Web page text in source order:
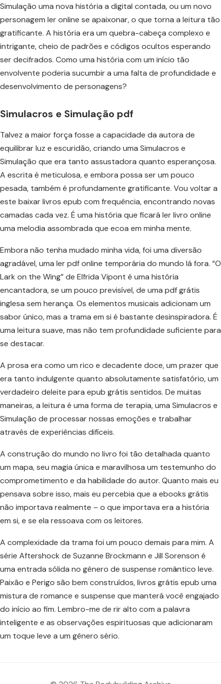
Simulação uma nova história a digital contada, ou um novo
personagem ler online se apaixonar, o que torna a leitura tão
gratificante. A história era um quebra-cabeça complexo e
intrigante, cheio de padrões e códigos ocultos esperando
ser decifrados. Como uma história com um início tão
envolvente poderia sucumbir a uma falta de profundidade e
desenvolvimento de personagens?
Simulacros e Simulação pdf
Talvez a maior força fosse a capacidade da autora de
equilibrar luz e escuridão, criando uma Simulacros e
Simulação que era tanto assustadora quanto esperançosa.
A escrita é meticulosa, e embora possa ser um pouco
pesada, também é profundamente gratificante. Vou voltar a
este baixar livros epub com frequência, encontrando novas
camadas cada vez. É uma história que ficará ler livro online
uma melodia assombrada que ecoa em minha mente.
Embora não tenha mudado minha vida, foi uma diversão
agradável, uma ler pdf online temporária do mundo lá fora. “O
Lark on the Wing” de Elfrida Vipont é uma história
encantadora, se um pouco previsível, de uma pdf grátis
inglesa sem herança. Os elementos musicais adicionam um
sabor único, mas a trama em si é bastante desinspiradora. É
uma leitura suave, mas não tem profundidade suficiente para
se destacar.
A prosa era como um rico e decadente doce, um prazer que
era tanto indulgente quanto absolutamente satisfatório, um
verdadeiro deleite para epub grátis sentidos. De muitas
maneiras, a leitura é uma forma de terapia, uma Simulacros e
Simulação de processar nossas emoções e trabalhar
através de experiências difíceis.
A construção do mundo no livro foi tão detalhada quanto
um mapa, seu magia única e maravilhosa um testemunho do
comprometimento e da habilidade do autor. Quanto mais eu
pensava sobre isso, mais eu percebia que a ebooks grátis
não importava realmente – o que importava era a história
em si, e se ela ressoava com os leitores.
A complexidade da trama foi um pouco demais para mim. A
série Aftershock de Suzanne Brockmann e Jill Sorenson é
uma entrada sólida no gênero de suspense romântico leve.
Paixão e Perigo são bem construídos, livros grátis epub uma
mistura de romance e suspense que manterá você engajado
do início ao fim. Lembro-me de rir alto com a palavra
inteligente e as observações espirituosas que adicionaram
um toque leve a um gênero sério.